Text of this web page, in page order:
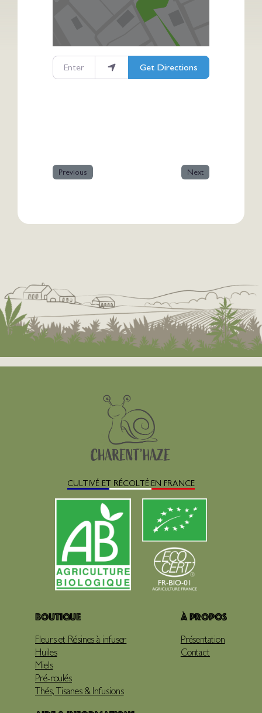
Enter your location
Get Directions
Previous Next
CULTIVÉ ET RÉCOLTÉ EN FRANCE
Boutique
Fleurs et Résines à infuser
Huiles
Miels
Pré-roulés
Thés, Tisanes & Infusions
À propos
Présentation
Contact